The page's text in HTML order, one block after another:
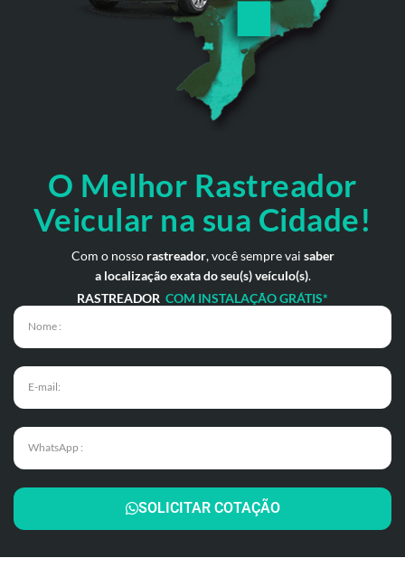
O Melhor Rastreador
Veicular na sua Cidade!
Com o nosso rastreador, você sempre vai saber
a localização exata do seu(s) veículo(s).
RASTREADOR COM INSTALAÇÃO GRÁTIS*
SOLICITAR COTAÇÃO